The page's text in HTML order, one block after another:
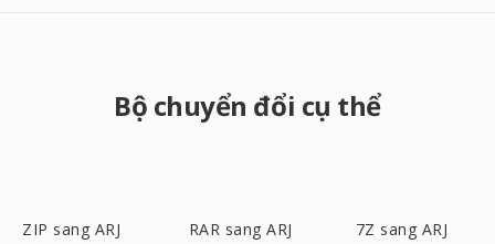
Bộ chuyển đổi cụ thể
ZIP sang ARJ RAR sang ARJ 7Z sang ARJ